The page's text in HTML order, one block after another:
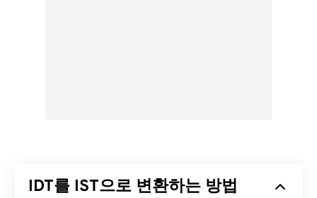
IDT를 IST으로 변환하는 방법